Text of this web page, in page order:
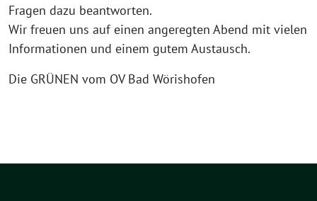
Fragen dazu beantworten.
Wir freuen uns auf einen angeregten Abend mit vielen
Informationen und einem gutem Austausch.
Die GRÜNEN vom OV Bad Wörishofen